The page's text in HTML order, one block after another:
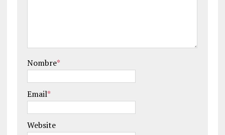
Nombre*
Email*
Website